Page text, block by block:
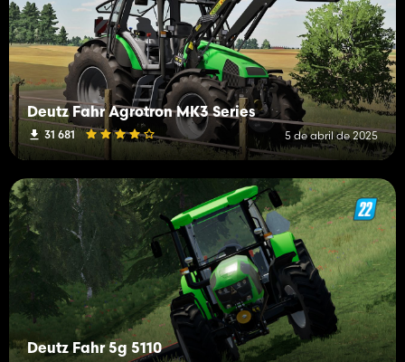
Deutz Fahr Agrotron MK3 Series
31 681 5 de abril de 2025
Deutz Fahr 5g 5110